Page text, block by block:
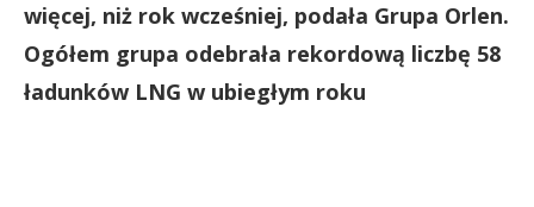
więcej, niż rok wcześniej, podała Grupa Orlen.
Ogółem grupa odebrała rekordową liczbę 58
ładunków LNG w ubiegłym roku